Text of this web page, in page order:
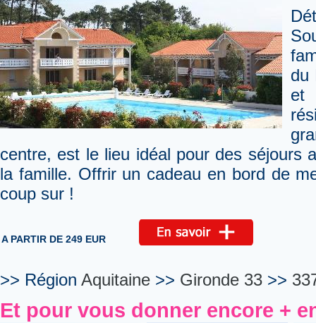
du
et
centre, est le lieu idéal pour des séjours
la famille. Offrir un cadeau en bord de
coup sur !
A PARTIR DE 249 EUR
>> Région Aquitaine >> Gironde 33 >>
Et pour vous donner encore +